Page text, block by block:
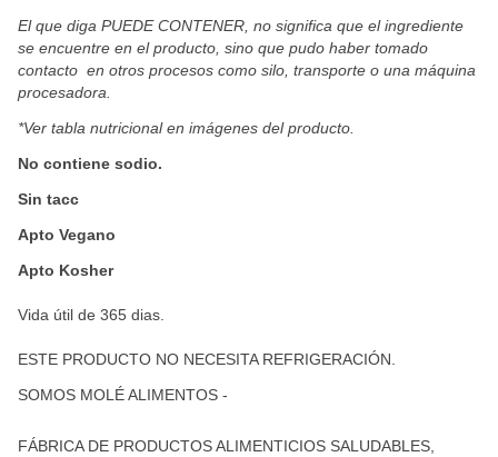
El que diga PUEDE CONTENER, no significa que el ingrediente
se encuentre en el producto, sino que pudo haber tomado
contacto  en otros procesos como silo, transporte o una máquina
procesadora.
*Ver tabla nutricional en imágenes del producto.
No contiene sodio.
Sin tacc
Apto Vegano
Apto Kosher
Vida útil de 365 dias.
ESTE PRODUCTO NO NECESITA REFRIGERACIÓN.
SOMOS MOLÉ ALIMENTOS -
FÁBRICA DE PRODUCTOS ALIMENTICIOS SALUDABLES,